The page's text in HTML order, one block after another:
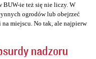
BUW-ie też się nie liczy. W
ogrodów lub obejrzeć
miejscu. No tak, ale najpierw
nadzoru